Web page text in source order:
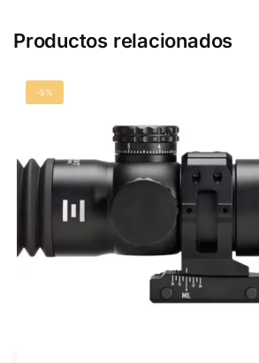
Productos relacionados
-5%